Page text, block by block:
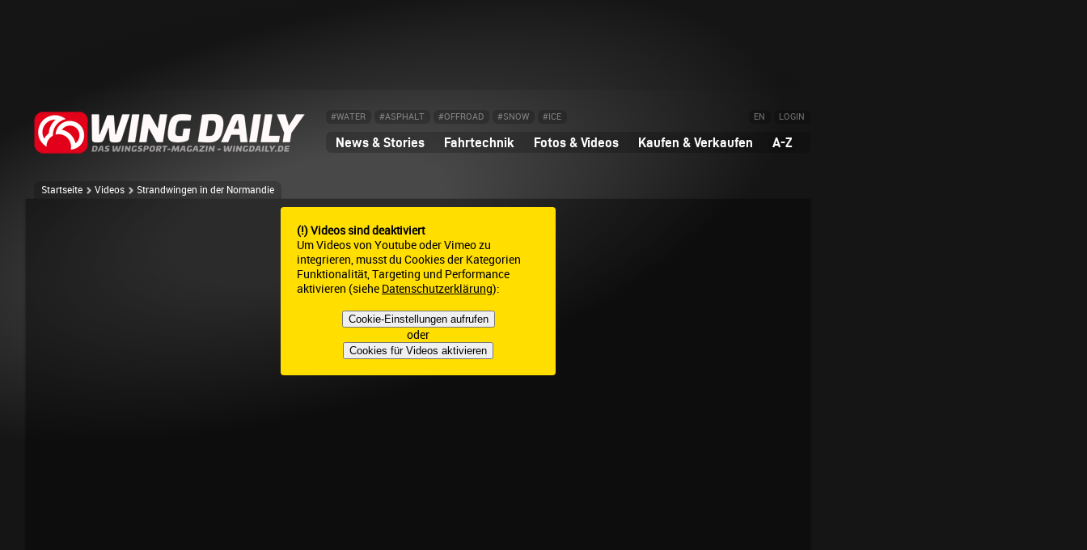
#WATER #ASPHALT #OFFROAD #SNOW #ICE EN LOGIN
News & Stories Fahrtechnik Fotos & Videos Kaufen & Verkaufen A-Z
Startseite Videos Strandwingen in der Normandie
(!) Videos sind deaktiviert
Um Videos von Youtube oder Vimeo zu
integrieren, musst du Cookies der Kategorien
Funktionalität, Targeting und Performance
aktivieren (siehe Datenschutzerklärung):
Cookie-Einstellungen aufrufen
oder
Cookies für Videos aktivieren